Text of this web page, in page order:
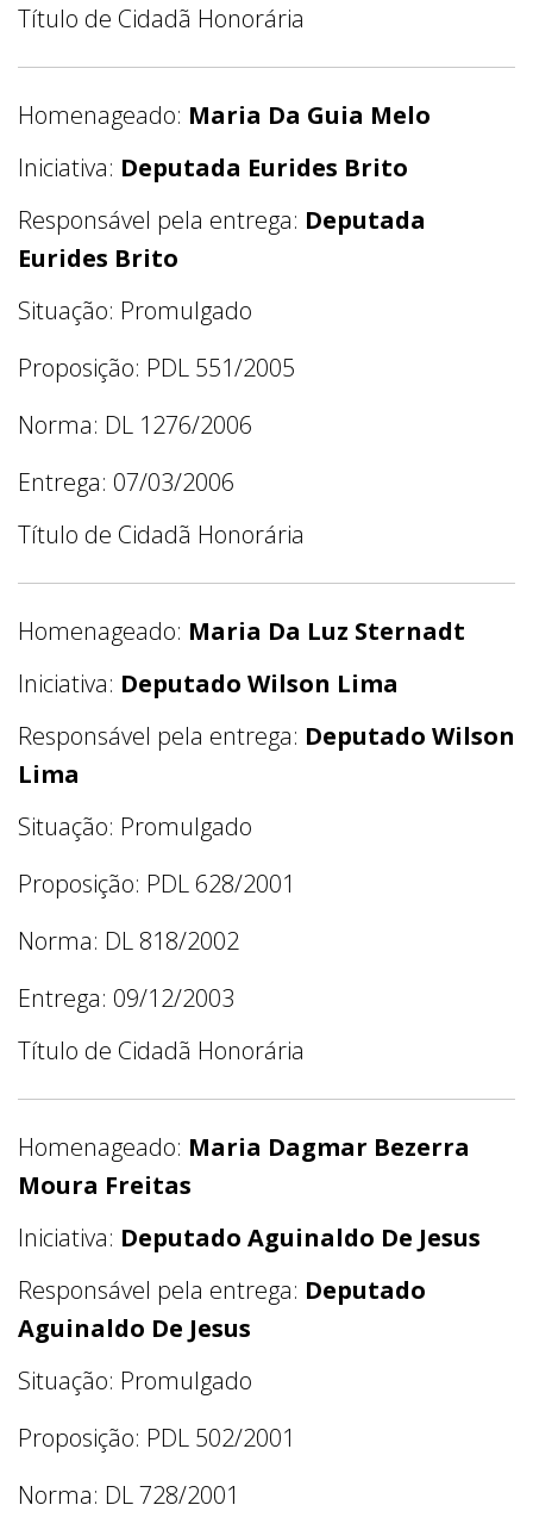
Título de Cidadã Honorária
Homenageado: Maria Da Guia Melo
Iniciativa: Deputada Eurides Brito
Responsável pela entrega: Deputada
Eurides Brito
Situação: Promulgado
Proposição: PDL 551/2005
Norma: DL 1276/2006
Entrega: 07/03/2006
Título de Cidadã Honorária
Homenageado: Maria Da Luz Sternadt
Iniciativa: Deputado Wilson Lima
Responsável pela entrega: Deputado Wilson
Lima
Situação: Promulgado
Proposição: PDL 628/2001
Norma: DL 818/2002
Entrega: 09/12/2003
Título de Cidadã Honorária
Homenageado: Maria Dagmar Bezerra
Moura Freitas
Iniciativa: Deputado Aguinaldo De Jesus
Responsável pela entrega: Deputado
Aguinaldo De Jesus
Situação: Promulgado
Proposição: PDL 502/2001
Norma: DL 728/2001